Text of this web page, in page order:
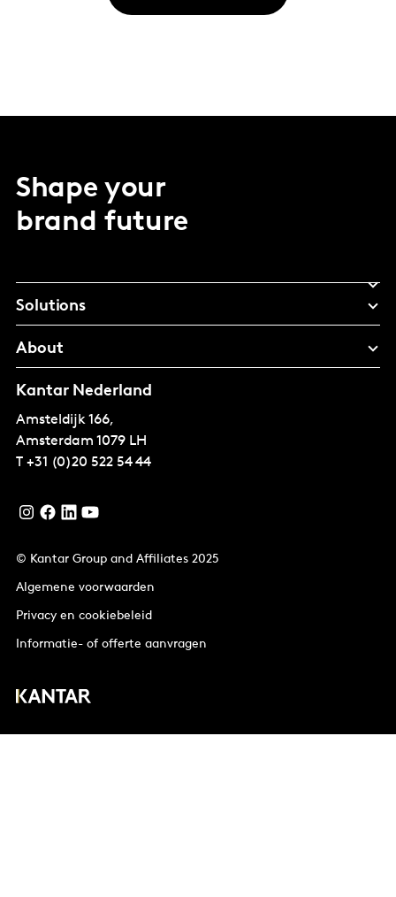
Shape your
brand future
Solutions
About
Kantar Nederland
Amsteldijk 166,
Amsterdam 1079 LH
T +31 (0)20 522 54 44
© Kantar Group and Affiliates 2025
Algemene voorwaarden
Privacy en cookiebeleid
Informatie- of offerte aanvragen